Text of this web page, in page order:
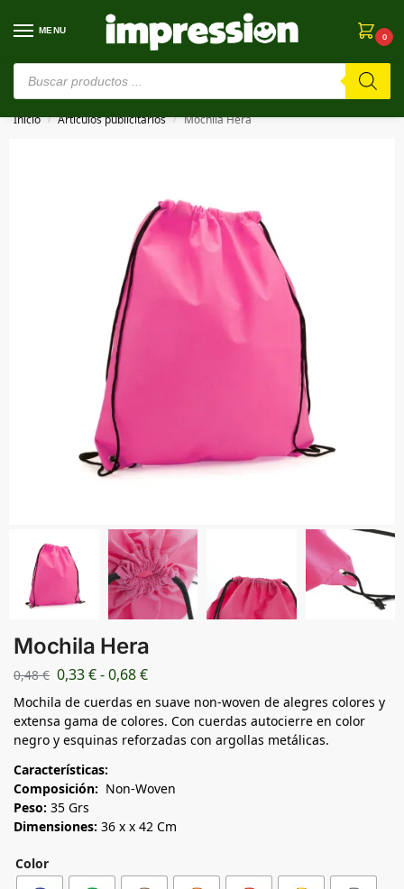
MENU
0
⚠️ Estamos en pruebas. Si algo falla, ¡Perdón!⚠️
Inicio / Artículos publicitarios / Mochila Hera
Mochila Hera
0,48€ 0,33€-0,68€
Mochila de cuerdas en suave non-woven de alegres colores y
extensa gama de colores. Con cuerdas autocierre en color
negro y esquinas reforzadas con argollas metálicas.
Características:
Composición: Non-Woven
Peso: 35 Grs
Dimensiones: 36 x x 42 Cm
Color